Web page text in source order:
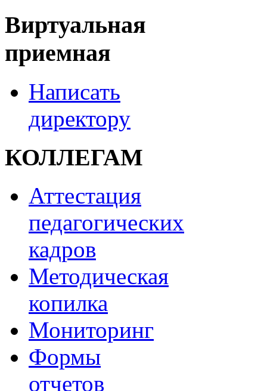
Виртуальная
приемная
Написать
директору
КОЛЛЕГАМ
Аттестация
педагогических
кадров
Методическая
копилка
Мониторинг
Формы
отчетов